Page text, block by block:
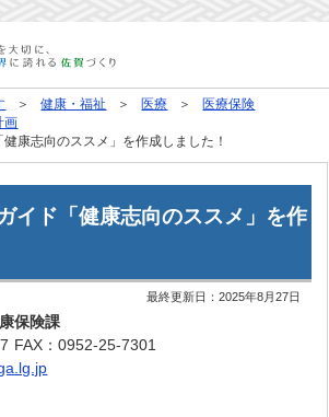
健康・福祉 医療
医療保険
画
康志向のススメ」を作成しました！
イド「健康志向のススメ」を作
最終更新日：2025年8月27日
保険課
FAX：0952-25-7301